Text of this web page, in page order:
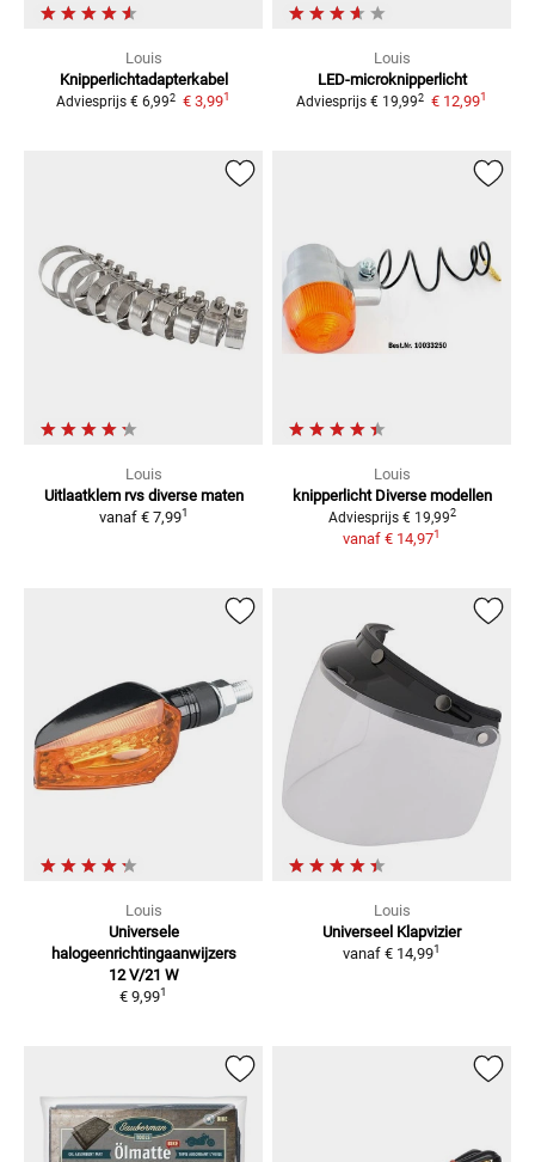
Louis
Knipperlichtadapterkabel
Adviesprijs € 6,992 € 3,991
Louis
LED-microknipperlicht
Adviesprijs € 19,992 € 12,991
Louis
Uitlaatklem rvs diverse maten
vanaf € 7,991
Louis
knipperlicht Diverse modellen
Adviesprijs € 19,992
vanaf € 14,971
Louis
Universele
halogeenrichtingaanwijzers
12 V/21 W
€ 9,991
Louis
Universeel Klapvizier
vanaf € 14,991